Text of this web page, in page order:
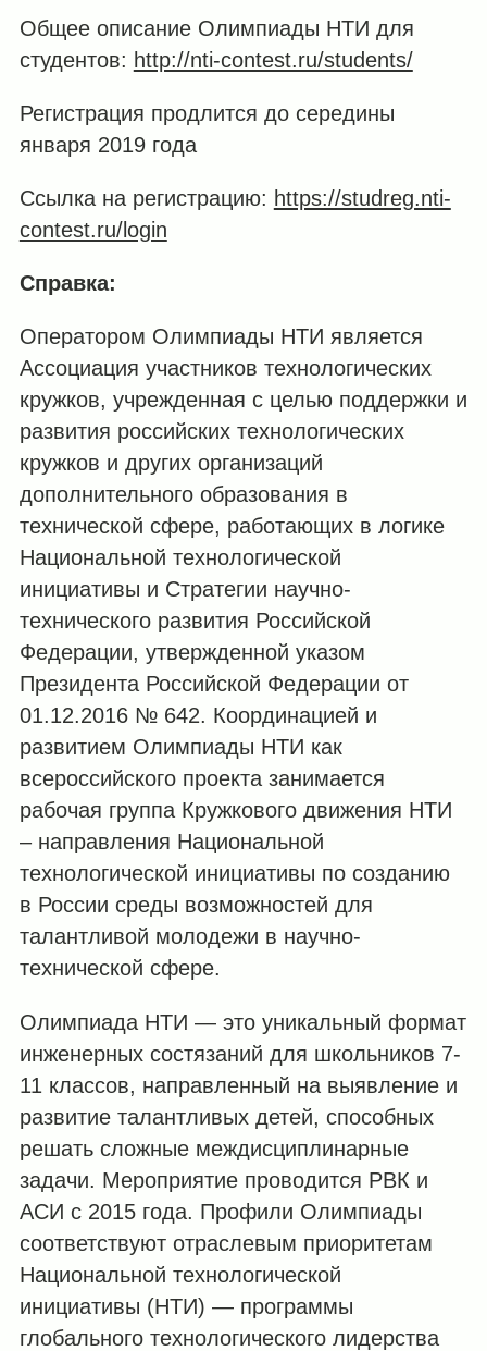
Общее описание Олимпиады НТИ для
студентов: http://nti-contest.ru/students/
Регистрация продлится до середины
января 2019 года
Ссылка на регистрацию: https://studreg.nti-
contest.ru/login
Справка:
Оператором Олимпиады НТИ является
Ассоциация участников технологических
кружков, учрежденная с целью поддержки и
развития российских технологических
кружков и других организаций
дополнительного образования в
технической сфере, работающих в логике
Национальной технологической
инициативы и Стратегии научно-
технического развития Российской
Федерации, утвержденной указом
Президента Российской Федерации от
01.12.2016 № 642. Координацией и
развитием Олимпиады НТИ как
всероссийского проекта занимается
рабочая группа Кружкового движения НТИ
– направления Национальной
технологической инициативы по созданию
в России среды возможностей для
талантливой молодежи в научно-
технической сфере.
Олимпиада НТИ — это уникальный формат
инженерных состязаний для школьников 7-
11 классов, направленный на выявление и
развитие талантливых детей, способных
решать сложные междисциплинарные
задачи. Мероприятие проводится РВК и
АСИ с 2015 года. Профили Олимпиады
соответствуют отраслевым приоритетам
Национальной технологической
инициативы (НТИ) — программы
глобального технологического лидерства